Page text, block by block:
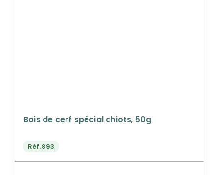
Bois de cerf spécial chiots, 50g
Réf.893